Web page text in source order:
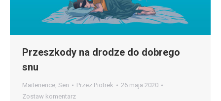
Przeszkody na drodze do dobrego
snu
Maitenence, Sen Przez Piotrek
26 maja 2020
Zostaw komentarz